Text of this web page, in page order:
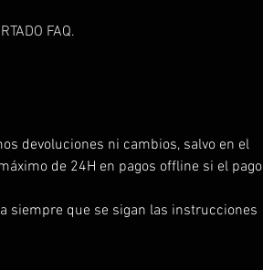
FAQ.
devoluciones ni cambios, salvo en el
de 24H en pagos offline si el pago
siempre que se sigan las instrucciones